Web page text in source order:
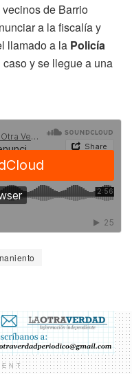
de Barrio
a la fiscalía y
llamado a la Policía
y se llegue a una